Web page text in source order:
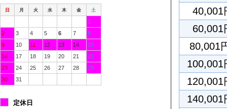
日 月 火 水 木 金 土
1
2
3 4 5 6 7
8
9
10 11 12 13 14
15
16
17 18 19 20 21
22
23
24 25 26 27 28
29
30
31
定休日
40,001
60,001
80,001
100,001
120,001
140,001